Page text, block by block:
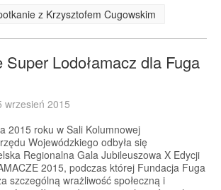
z Krzysztofem Cugowskim
Lodołamacz dla Fuga
wrzesień 2015
2015 roku w Sali Kolumnowej
Wojewódzkiego odbyła się
Regionalna Gala Jubileuszowa X Edycji
2015, podczas której Fundacja Fuga
szczególną wrażliwość społeczną i